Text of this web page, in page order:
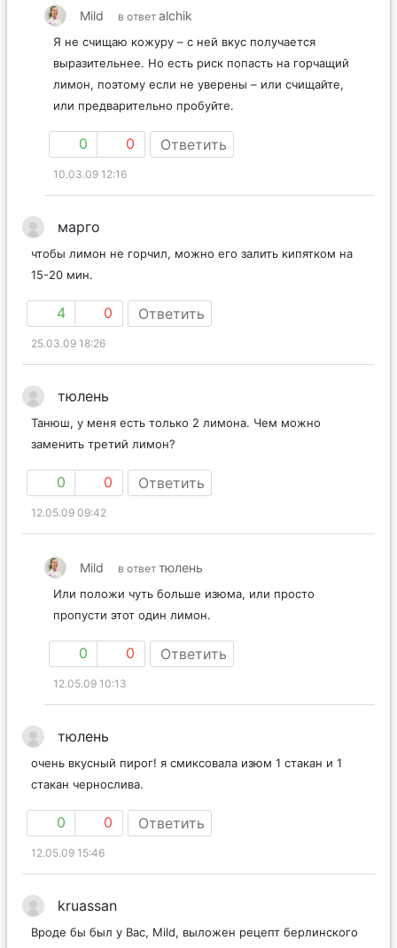
Mild в ответ alchik
Я не счищаю кожуру – с ней вкус получается
выразительнее. Но есть риск попасть на горчащий
лимон, поэтому если не уверены – или счищайте,
или предварительно пробуйте.
0 0 Ответить
10.03.09 12:16
марго
чтобы лимон не горчил, можно его залить кипятком на
15-20 мин.
4 0 Ответить
25.03.09 18:26
тюлень
Танюш, у меня есть только 2 лимона. Чем можно
заменить третий лимон?
0 0 Ответить
12.05.09 09:42
Mild в ответ тюлень
Или положи чуть больше изюма, или просто
пропусти этот один лимон.
0 0 Ответить
12.05.09 10:13
тюлень
очень вкусный пирог! я смиксовала изюм 1 стакан и 1
стакан чернослива.
0 0 Ответить
12.05.09 15:46
kruassan
Вроде бы был у Вас, Mild, выложен рецепт берлинского